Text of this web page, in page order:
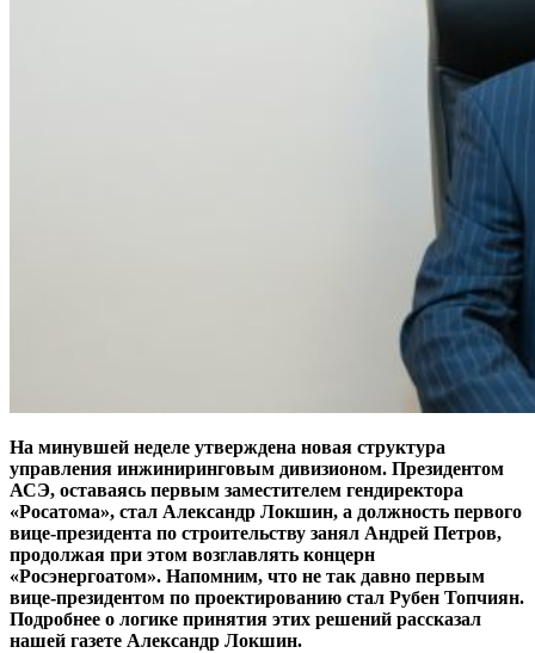
На минувшей неделе утверждена новая структура
управления инжиниринговым дивизионом. Президентом
АСЭ, оставаясь первым заместителем гендиректора
«Росатома», стал Александр Локшин, а должность первого
вице-президента по строительству занял Андрей Петров,
продолжая при этом возглавлять концерн
«Росэнергоатом». Напомним, что не так давно первым
вице-президентом по проектированию стал Рубен Топчиян.
Подробнее о логике принятия этих решений рассказал
нашей газете Александр Локшин.